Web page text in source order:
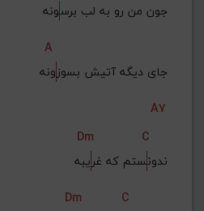
جون من رو به لب برسونه
A
جای دیگه آتیش بسوزونه
A7
Dm
C
ندونستم که غریبه
Dm
C